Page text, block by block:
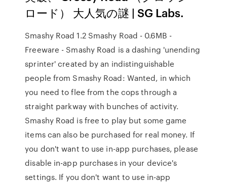
ロード） 大人気の謎 | SG Labs.
Smashy Road 1.2 Smashy Road - 0.6MB -
Freeware - Smashy Road is a dashing 'unending
sprinter' created by an indistinguishable
people from Smashy Road: Wanted, in which
you need to flee from the cops through a
straight parkway with bunches of activity.
Smashy Road is free to play but some game
items can also be purchased for real money. If
you don't want to use in-app purchases, please
disable in-app purchases in your device's
settings. If you don't want to use in-app